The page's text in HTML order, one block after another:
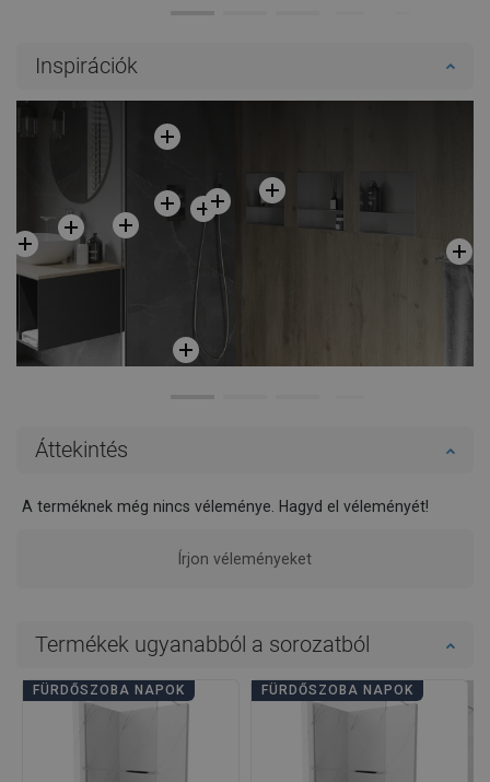
Hasonlítsa
Inspirációk
Áttekintés
A terméknek még nincs véleménye. Hagyd el véleményét!
Írjon véleményeket
Termékek ugyanabból a sorozatból
FÜRDŐSZOBA NAPOK FÜRDŐSZOBA NAPOK